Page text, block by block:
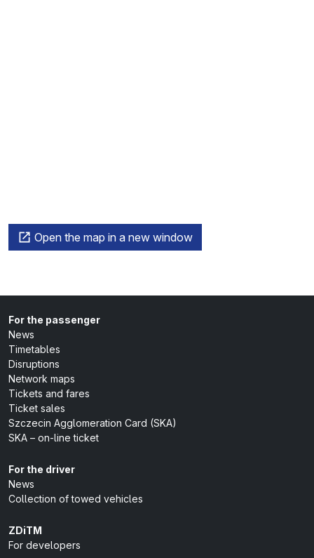
Open the map in a new window
For the passenger
News
Timetables
Disruptions
Network maps
Tickets and fares
Ticket sales
Szczecin Agglomeration Card (SKA)
SKA – on-line ticket
For the driver
News
Collection of towed vehicles
ZDiTM
For developers